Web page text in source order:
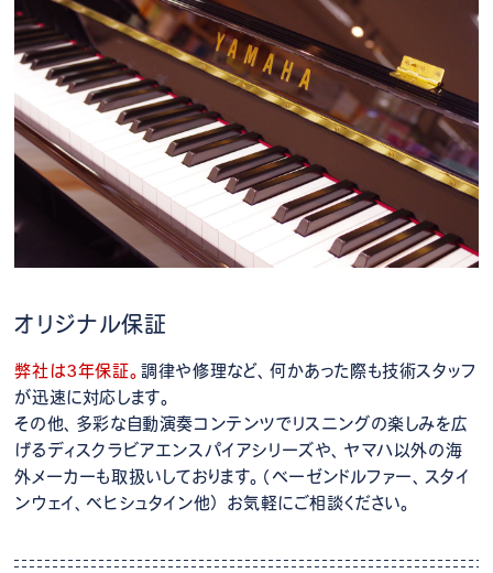
オリジナル保証
弊社は3年保証。調律や修理など、何かあった際も技術スタッフ
が迅速に対応します。
その他、多彩な自動演奏コンテンツでリスニングの楽しみを広
げるディスクラビアエンスパイアシリーズや、ヤマハ以外の海
外メーカーも取扱いしております。（ベーゼンドルファー、スタイ
ンウェイ、ベヒシュタイン他） お気軽にご相談ください。